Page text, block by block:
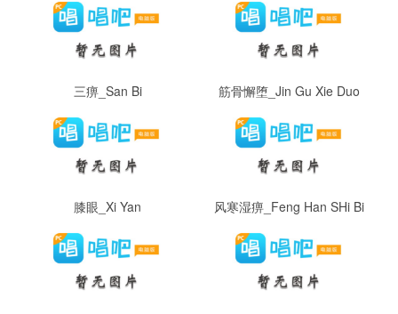
三痹_San Bi 筋骨懈堕_Jin Gu Xie Duo
膝眼_Xi Yan 风寒湿痹_Feng Han SHi Bi